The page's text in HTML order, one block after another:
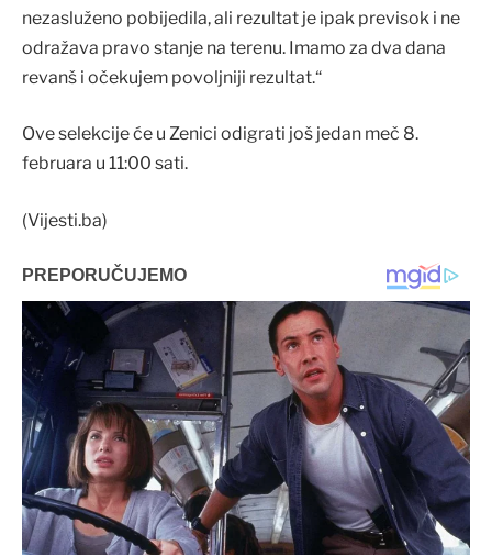
nezasluženo pobijedila, ali rezultat je ipak previsok i ne
odražava pravo stanje na terenu. Imamo za dva dana
revanš i očekujem povoljniji rezultat.“
Ove selekcije će u Zenici odigrati još jedan meč 8.
februara u 11:00 sati.
(Vijesti.ba)